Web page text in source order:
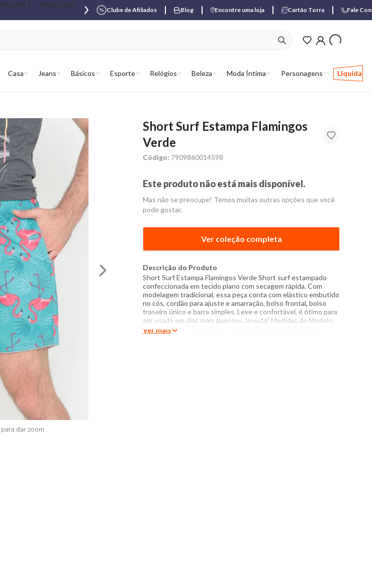
Clube de Afiliados Blog Encontre uma loja Cartão Torra Fale
Casa Jeans Básicos Esporte Relógios Beleza Moda Íntima Personagens Liquida
ver produtos
dar zoom
Short Surf Estampa Flamingos
Verde
Código: 7909860014598
Este produto não está mais disponível.
Mas não se preocupe! Temos muitas outras opções que você
pode gostar.
Ver coleção completa
Descrição do Produto
Short Surf Estampa Flamingos Verde Short surf estampado
confeccionada em tecido plano com secagem rápida. Com
modelagem tradicional, essa peça conta com elástico embutido
no cós, cordão para ajuste e amarração, bolso frontal, bolso
traseiro único e barra simples. Leve e confortável, é ótimo para
ser usado em dias mais quentes. Invista! Medidas do Modelo:
Altura: 1,86m Tórax: 99cm Cintura: 80cm Quadril: 101cm
Ver mais